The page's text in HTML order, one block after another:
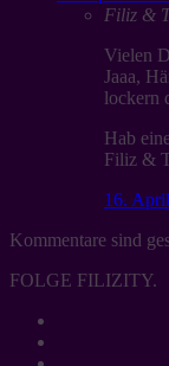
Filiz &
Vielen
Jaaa,
lockern
Hab
Filiz &
16.
Kommentare sind
FOLGE FILIZITY.